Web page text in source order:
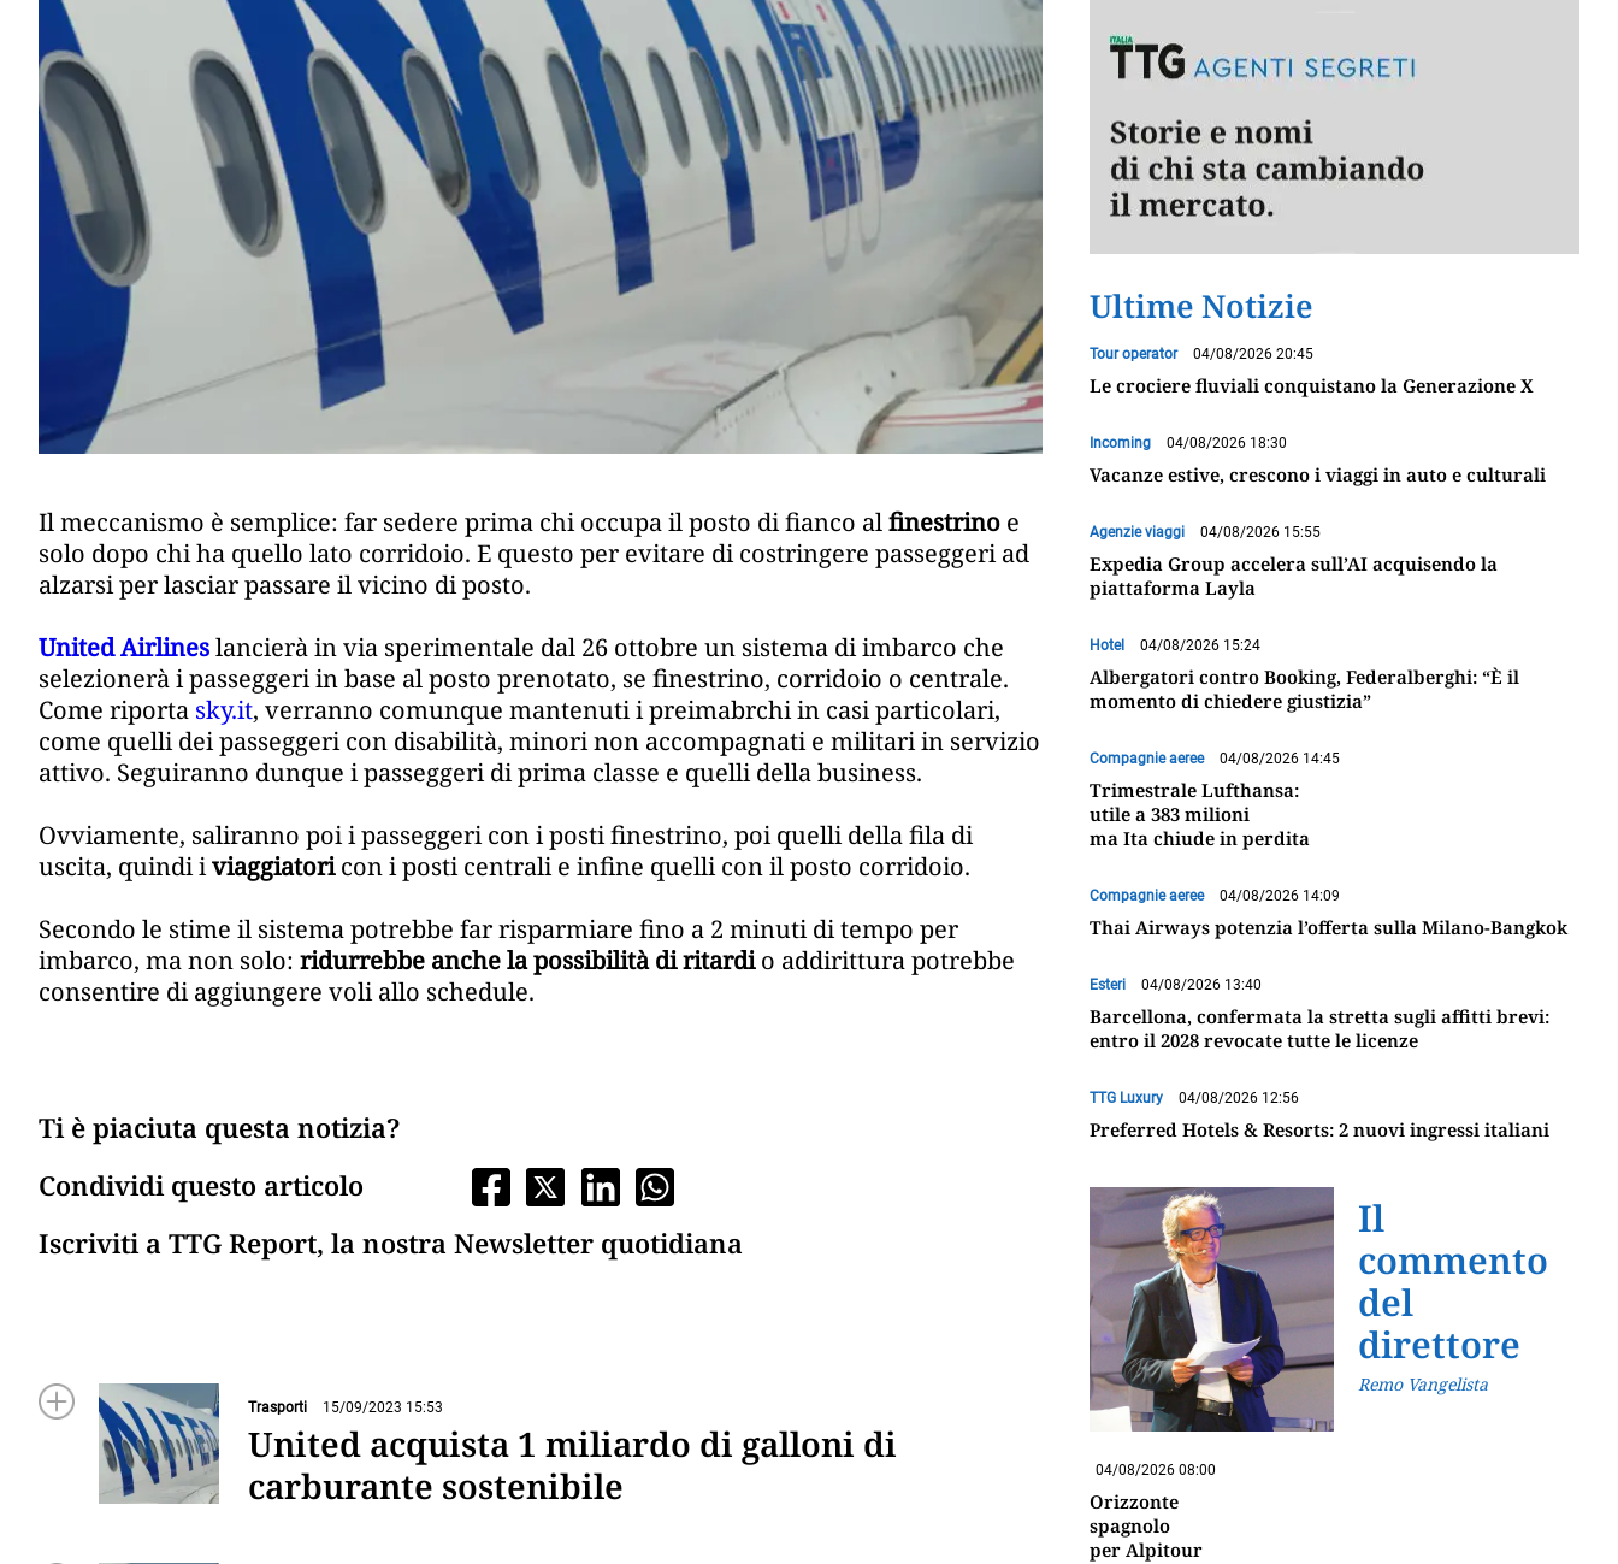
Il meccanismo è semplice: far sedere prima chi occupa il posto di fianco alfinestrino e
solo dopo chi ha quello lato corridoio. E questo per evitare di costringere passeggeri ad
alzarsi per lasciar passare il vicino di posto.
United Airlineslancierà in via sperimentale dal 26 ottobre un sistema di imbarco che
selezionerà i passeggeri in base al posto prenotato, se finestrino, corridoio o centrale.
Come riporta sky.it, verranno comunque mantenuti i preimabrchi in casi particolari,
come quelli dei passeggeri con disabilità, minori non accompagnati e militari in servizio
attivo. Seguiranno dunque i passeggeri di prima classe e quelli della business.
Ovviamente, saliranno poi i passeggeri con i posti finestrino, poi quelli della fila di
uscita, quindi iviaggiatoricon i posti centrali e infine quelli con il posto corridoio.
Secondo le stime il sistema potrebbe far risparmiare fino a 2 minuti di tempo per
imbarco, ma non solo: ridurrebbe anche la possibilità di ritardio addirittura potrebbe
consentire di aggiungere voli allo schedule.
Ti è piaciuta questa notizia?
Condividi questo articolo
Iscriviti a TTG Report, la nostra Newsletter quotidiana
Trasporti 15/09/2023 15:53
United acquista 1 miliardo di galloni di
carburante sostenibile
Ultime Notizie
Tour operator 04/08/2026 20:45
Le crociere fluviali conquistano la Generazione X
Incoming 04/08/2026 18:30
Vacanze estive, crescono i viaggi in auto e culturali
Agenzie viaggi 04/08/2026 15:55
Expedia Group accelera sull’AI acquisendo la
piattaforma Layla
Hotel 04/08/2026 15:24
Albergatori contro Booking, Federalberghi: “È il
momento di chiedere giustizia”
Compagnie aeree 04/08/2026 14:45
Trimestrale Lufthansa:
utile a 383 milioni
ma Ita chiude in perdita
Compagnie aeree 04/08/2026 14:09
Thai Airways potenzia l’offerta sulla Milano-Bangkok
Esteri 04/08/2026 13:40
Barcellona, confermata la stretta sugli affitti brevi:
entro il 2028 revocate tutte le licenze
TTG Luxury 04/08/2026 12:56
Preferred Hotels & Resorts: 2 nuovi ingressi italiani
Il
commento
del
direttore
Remo Vangelista
04/08/2026 08:00
Orizzonte
spagnolo
per Alpitour